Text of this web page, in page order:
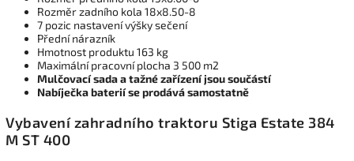
Rozměr zadního kola 18x8.50-8
7 pozic nastavení výšky sečení
Přední nárazník
Hmotnost produktu 163 kg
Maximální pracovní plocha 3 500 m2
Mulčovací sada a tažné zařízení jsou součástí
Nabíječka baterií se prodává samostatně
Vybavení zahradního traktoru Stiga Estate 384
M ST 400